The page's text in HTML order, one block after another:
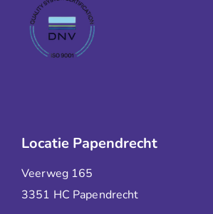
Locatie Papendrecht
Veerweg 165
3351 HC Papendrecht